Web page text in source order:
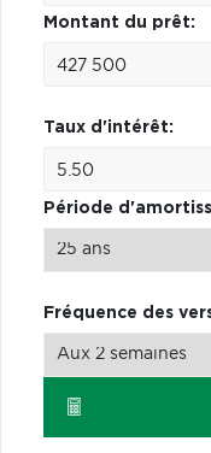
Montant du prêt:
Taux d'intérêt:
Période
Fréquence des